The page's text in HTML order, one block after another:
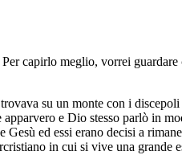
capirlo meglio, vorrei
su un monte con i
e Dio stesso parlò in
Gesù ed essi erano decisi a
in cui si vive una grande